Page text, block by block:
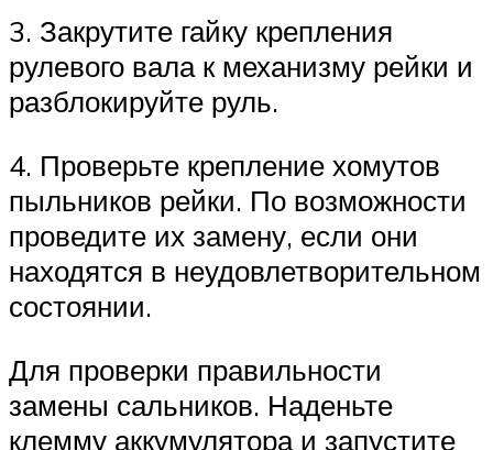
3. Закрутите гайку крепления
рулевого вала к механизму рейки и
разблокируйте руль.
4. Проверьте крепление хомутов
пыльников рейки. По возможности
проведите их замену, если они
находятся в неудовлетворительном
состоянии.
Для проверки правильности
замены сальников. Наденьте
клемму аккумулятора и запустите